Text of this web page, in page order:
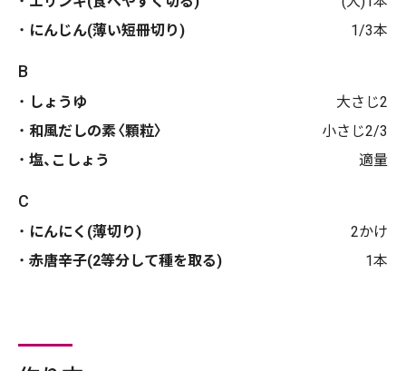
にんじん(薄い短冊切り)
1/3本
B
しょうゆ
大さじ2
和風だしの素〈顆粒〉
小さじ2/3
塩、こしょう
適量
C
にんにく(薄切り)
2かけ
赤唐辛子(2等分して種を取る)
1本